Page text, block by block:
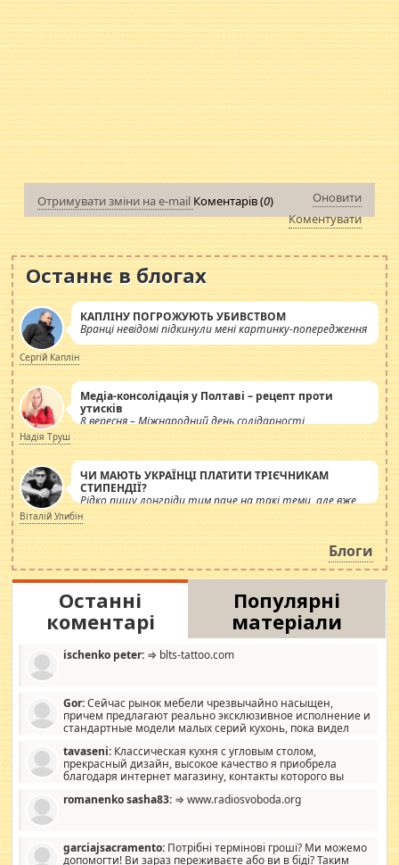
Отримувати зміни на e-mail Коментарів (0)
Оновити
Коментувати
Останнє в блогах
КАПЛІНУ ПОГРОЖУЮТЬ УБИВСТВОМ
Вранці невідомі підкинули мені картинку-попередження
Сергій Каплін
Медіа-консолідація у Полтаві – рецепт проти
утисків
8 вересня – Міжнародний день солідарності
журналістів.
Надія Труш
ЧИ МАЮТЬ УКРАЇНЦІ ПЛАТИТИ ТРІЄЧНИКАМ
СТИПЕНДІЇ?
Рідко пишу лонгріди тим паче на такі теми, але вже
просто дістало! Обурюють сьогоднішні інсенуації
навколо стипендіального питання. Штучно
роздувається ще одна соціальна катастрофа.
Віталій Улибін
Блоги
Останні
коментарі
Популярні
матеріали
ischenko peter: ⇒ blts-tattoo.com
Gor:Сейчас рынок мебели чрезвычайно насыщен,
причем предлагают реально эксклюзивное исполнение и
стандартные модели малых серий кухонь, пока видел
стандартные формы, в MebelOk, креативненько и что главное -
со вкусом все в порядке, без ненужных наворотов удорожающих
мебель, а это не последний фактор.
tavaseni: Классическая кухня с угловым столом,
прекрасный дизайн, высокое качество я приобрела
благодаря интернет магазину, контакты которого вы
romanenko sasha83: ⇒ www.radiosvoboda.org
garciajsacramento: Потрібні термінові гроші? Ми можемо
допомогти! Ви зараз переживаєте або ви в біді? Таким